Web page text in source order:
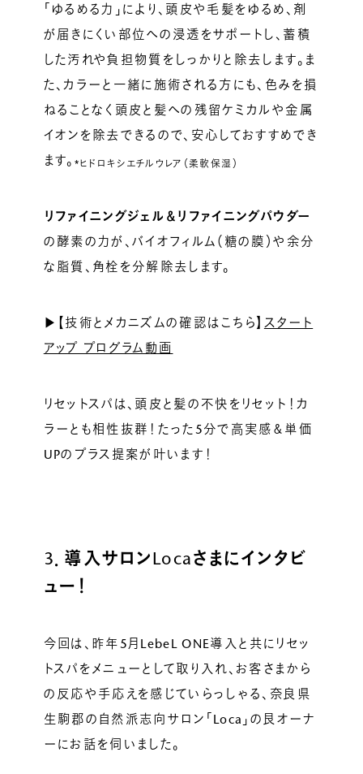
「ゆるめる力」により、頭皮や毛髪をゆるめ、剤
が届きにくい部位への浸透をサポートし、蓄積
した汚れや負担物質をしっかりと除去します。ま
た、カラーと一緒に施術される方にも、色みを損
ねることなく頭皮と髪への残留ケミカルや金属
イオンを除去できるので、安心しておすすめでき
ます。 *ヒドロキシエチルウレア（柔軟保湿）
リファイニングジェル＆リファイニングパウダー
の酵素の力が、バイオフィルム（糖の膜）や余分
な脂質、角栓を分解除去します。
▶【技術とメカニズムの確認はこちら】 スタート
アップ プログラム動画
リセットスパは、頭皮と髪の不快をリセット！カ
ラーとも相性抜群！たった5分で高実感＆単価
UPのプラス提案が叶います！
3．導入サロンLocaさまにインタビ
ュー！
今回は、昨年5月LebeL ONE導入と共にリセッ
トスパをメニューとして取り入れ、お客さまから
の反応や手応えを感じていらっしゃる、奈良県
生駒郡の自然派志向サロン「Loca」の艮オーナ
ーにお話を伺いました。